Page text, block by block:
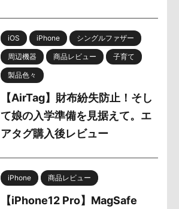
iOS iPhone シングルファザー
周辺機器 商品レビュー 子育て
製品色々
【AirTag】財布紛失防止！そし
て娘の入学準備を見据えて。エ
アタグ購入後レビュー
iPhone 商品レビュー
【iPhone12 Pro】MagSafe